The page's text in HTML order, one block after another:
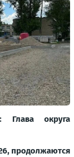
Глава округа
продолжаются